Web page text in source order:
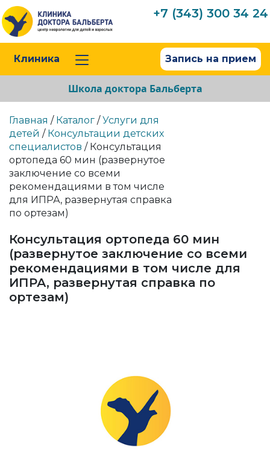
+7 (343) 300 34 24
Клиника Запись на прием
Школа доктора Бальберта
Главная / Каталог / Услуги для
детей / Консультации детских
специалистов / Консультация
ортопеда 60 мин (развернутое
заключение со всеми
рекомендациями в том числе
для ИПРА, развернутая справка
по ортезам)
Консультация ортопеда 60 мин
(развернутое заключение со всеми
рекомендациями в том числе для
ИПРА, развернутая справка по
ортезам)